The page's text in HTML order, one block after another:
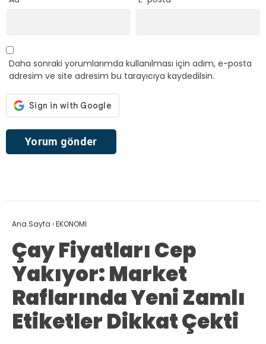
Daha sonraki yorumlarımda kullanılması için adım, e-posta
adresim ve site adresim bu tarayıcıya kaydedilsin.
Ana Sayfa ›EKONOMİ
Çay Fiyatları Cep
Yakıyor: Market
Raflarında Yeni Zamlı
Etiketler Dikkat Çekti